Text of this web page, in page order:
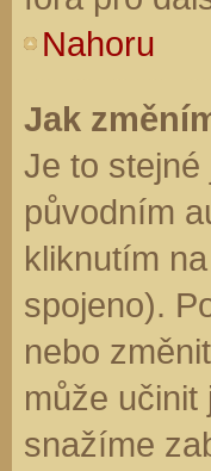
Nahoru
Jak
Je to
původním
kliknutím
spojeno).
nebo
může
snažíme